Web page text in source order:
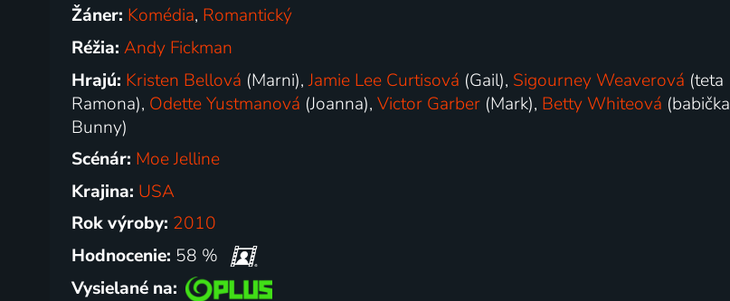
Žáner: Komédia, Romantický
Réžia:Andy Fickman
Hrajú: Kristen Bellová (Marni),Jamie Lee Curtisová (Gail), Sigourney Weaverová (teta
Ramona), Odette Yustmanová (Joanna),Victor Garber (Mark), Betty Whiteová (babička
Bunny)
Scénár: Moe Jelline
Krajina: USA
Rok výroby: 2010
Hodnocenie: 58 %
Vysielané na: